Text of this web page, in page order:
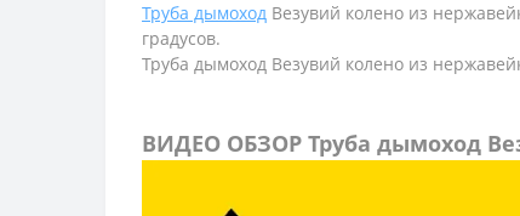
Труба дымоход Везувий колено из
градусов.
Труба дымоход Везувий колено из
ВИДЕО ОБЗОР Труба дымоход